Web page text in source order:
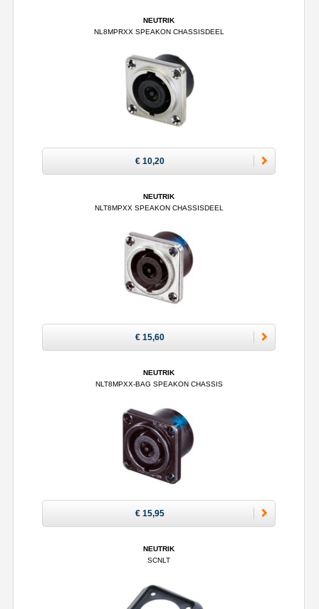
NEUTRIK
NL8MPRXX SPEAKON CHASSISDEEL
€ 10,20
NEUTRIK
NLT8MPXX SPEAKON CHASSISDEEL
€ 15,60
NEUTRIK
NLT8MPXX-BAG SPEAKON CHASSIS
€ 15,95
NEUTRIK
SCNLT